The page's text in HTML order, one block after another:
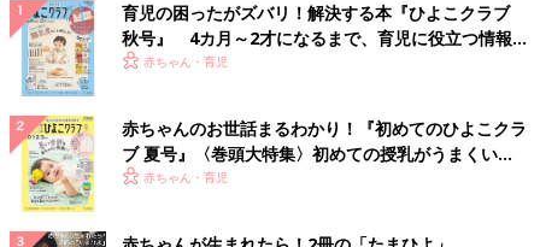
育児の困ったがズバリ！解決する本『ひよこクラブ
秋号』 4カ月～2才になるまで、育児に役立つ情報が
いっぱい！
赤ちゃん・育児
赤ちゃんのお世話まるわかり！『初めてのひよこクラ
ブ 夏号』〈巻頭大特集〉初めての授乳がうまくい
く！ おっぱい・ミルクの基本と夏のトラブル 解決テ
赤ちゃん・育児